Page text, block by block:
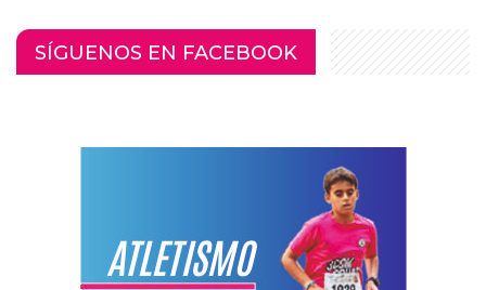
SÍGUENOS EN FACEBOOK